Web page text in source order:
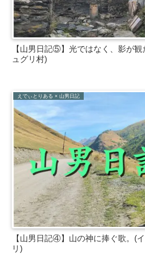
【山男日記⑤】光ではなく、影が
ュグリ村)
えでぃとりある × 山男日記
【山男日記④】山の神に捧ぐ歌。(
リ)